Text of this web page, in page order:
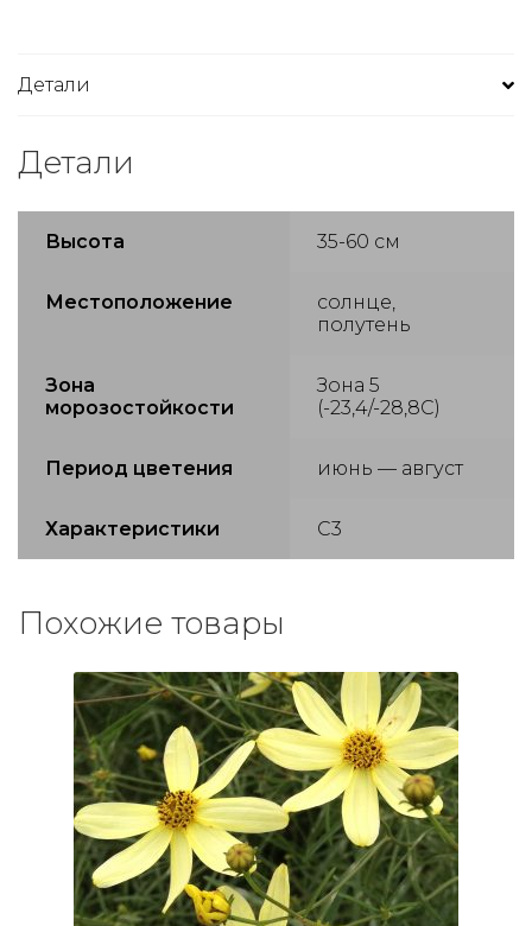
Детали
Детали
Высота 35-60 см
Местоположение
солнце,
полутень
Зона
морозостойкости
Зона 5
(-23,4/-28,8С)
Период цветения июнь — август
Характеристики С3
Похожие товары